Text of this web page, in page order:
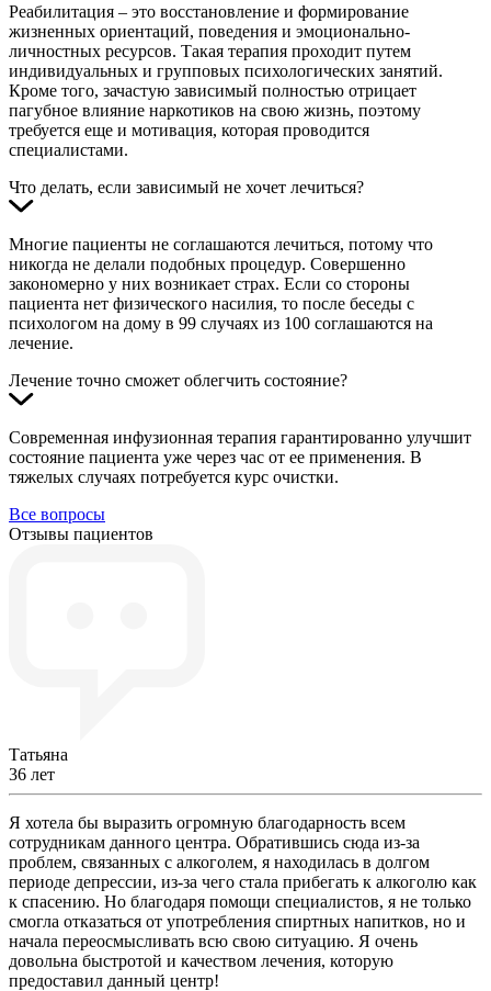
Реабилитация – это восстановление и формирование
жизненных ориентаций, поведения и эмоционально-
личностных ресурсов. Такая терапия проходит путем
индивидуальных и групповых психологических занятий.
Кроме того, зачастую зависимый полностью отрицает
пагубное влияние наркотиков на свою жизнь, поэтому
требуется еще и мотивация, которая проводится
специалистами.
Что делать, если зависимый не хочет лечиться?
Многие пациенты не соглашаются лечиться, потому что
никогда не делали подобных процедур. Совершенно
закономерно у них возникает страх. Если со стороны
пациента нет физического насилия, то после беседы с
психологом на дому в 99 случаях из 100 соглашаются на
лечение.
Лечение точно сможет облегчить состояние?
Современная инфузионная терапия гарантированно улучшит
состояние пациента уже через час от ее применения. В
тяжелых случаях потребуется курс очистки.
Все вопросы
Отзывы пациентов
Татьяна
36 лет
Я хотела бы выразить огромную благодарность всем
сотрудникам данного центра. Обратившись сюда из-за
проблем, связанных с алкоголем, я находилась в долгом
периоде депрессии, из-за чего стала прибегать к алкоголю как
к спасению. Но благодаря помощи специалистов, я не только
смогла отказаться от употребления спиртных напитков, но и
начала переосмысливать всю свою ситуацию. Я очень
довольна быстротой и качеством лечения, которую
предоставил данный центр!